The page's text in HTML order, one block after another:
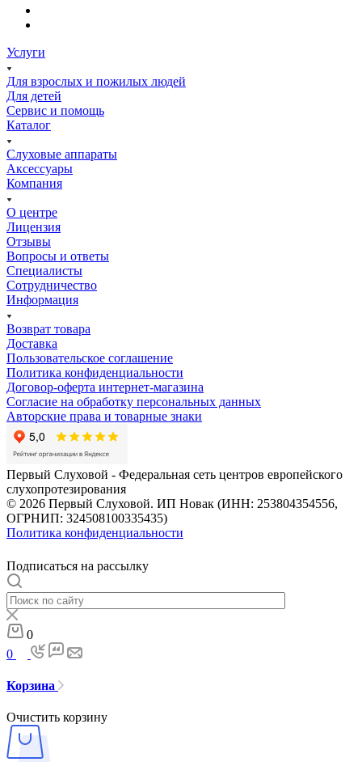
Услуги
Для взрослых и пожилых людей
Для детей
Сервис и помощь
Каталог
Слуховые аппараты
Аксессуары
Компания
О центре
Лицензия
Отзывы
Вопросы и ответы
Специалисты
Сотрудничество
Информация
Возврат товара
Доставка
Пользовательское соглашение
Политика конфиденциальности
Договор-оферта интернет-магазина
Согласие на обработку персональных данных
Авторские права и товарные знаки
Первый Слуховой - Федеральная сеть центров европейского
слухопротезирования
© 2026 Первый Слуховой. ИП Новак (ИНН: 253804354556,
ОГРНИП: 324508100335435)
Политика конфиденциальности
Подписаться на рассылку
0
0
Корзина
Очистить корзину